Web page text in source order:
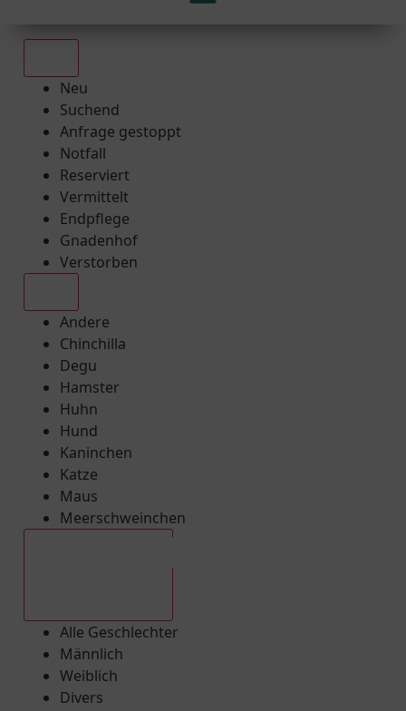
Neu
Suchend
Anfrage gestoppt
Notfall
Reserviert
Vermittelt
Endpflege
Gnadenhof
Verstorben
Andere
Chinchilla
Degu
Hamster
Huhn
Hund
Kaninchen
Katze
Maus
Meerschweinchen
Alle Geschlechter
Männlich
Weiblich
Divers